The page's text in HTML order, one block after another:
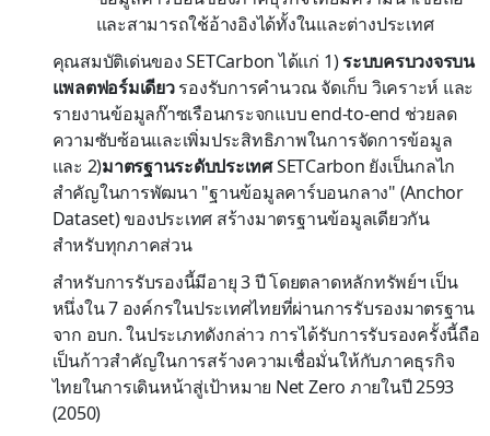
และสามารถใช้อ้างอิงได้ทั้งในและต่างประเทศ
คุณสมบัติเด่นของ SETCarbon ได้แก่ 1)ระบบครบวงจรบน
แพลตฟอร์มเดียวรองรับการคำนวณ จัดเก็บ วิเคราะห์ และ
รายงานข้อมูลก๊าซเรือนกระจกแบบ end-to-end ช่วยลด
ความซับซ้อนและเพิ่มประสิทธิภาพในการจัดการข้อมูล
และ 2)มาตรฐานระดับประเทศSETCarbon ยังเป็นกลไก
สำคัญในการพัฒนา "ฐานข้อมูลคาร์บอนกลาง" (Anchor
Dataset) ของประเทศ สร้างมาตรฐานข้อมูลเดียวกัน
สำหรับทุกภาคส่วน
สำหรับการรับรองนี้มีอายุ 3 ปี โดยตลาดหลักทรัพย์ฯ เป็น
หนึ่งใน 7 องค์กรในประเทศไทยที่ผ่านการรับรองมาตรฐาน
จาก อบก. ในประเภทดังกล่าว การได้รับการรับรองครั้งนี้ถือ
เป็นก้าวสำคัญในการสร้างความเชื่อมั่นให้กับภาคธุรกิจ
ไทยในการเดินหน้าสู่เป้าหมาย Net Zero ภายในปี 2593
(2050)